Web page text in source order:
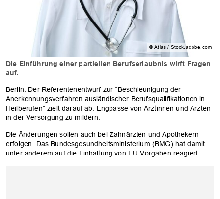
© Atlas / Stock.adobe.com
Die Einführung einer partiellen Berufserlaubnis wirft Fragen
auf.
Berlin. Der Referentenentwurf zur “Beschleunigung der
Anerkennungsverfahren ausländischer Berufsqualifikationen in
Heilberufen” zielt darauf ab, Engpässe von Ärztinnen und Ärzten
in der Versorgung zu mildern.
Die Änderungen sollen auch bei Zahnärzten und Apothekern
erfolgen. Das Bundesgesundheitsministerium (BMG) hat damit
unter anderem auf die Einhaltung von EU-Vorgaben reagiert.